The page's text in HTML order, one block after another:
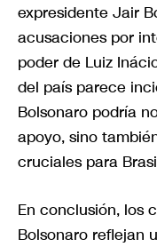
expresidente Jair
acusaciones por
poder de Luiz
del país parece
Bolsonaro podría
apoyo, sino
cruciales para
En conclusión, los
Bolsonaro reflejan